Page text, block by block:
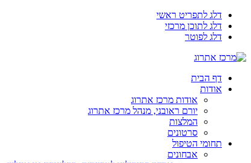
דלג לתפריט ראשי
דלג לתוכן מרכזי
דלג לפוטר
דף הבית
אודות
אודות מרכז אתרוג
יורם ראובני, מנהל מרכז אתרוג
המלצות
סרטונים
תחומי הטיפול
אבחונים